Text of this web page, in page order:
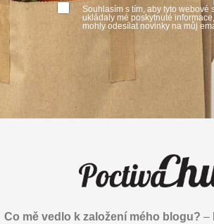
Souhlasím s tím, aby tyto webové
ukládaly mé poskytnuté
mohly odesílat novinky na můj
Co mě vedlo k založení mého blogu? –